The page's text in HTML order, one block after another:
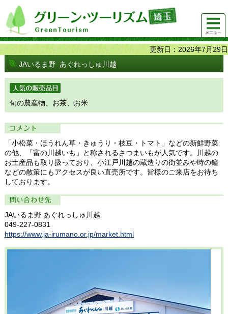
グリーンツーリズム埼玉 緑豊かな農山村で 楽しく！
美味しく！
メニュ
ー
更新日：2026年7月29日
JAいるま野 あぐれっしゅ川越
人気の販売品目
旬の農産物、お茶、お米
コメント
「小松菜・ほうれん草・きゅうり・枝豆・トマト」などの新鮮野菜
の他、「富の川越いも」と称されるさつまいもが人気です。川越の
お土産品も取り扱っており、小江戸川越の蔵造りの街並みや時の鐘
などの散策にもアクセスが良い直売所です。皆様のご来店をお待ち
しております。
問い合わせ先
JAいるま野 あぐれっしゅ川越
049-227-0831
https://www.ja-irumano.or.jp/market.html